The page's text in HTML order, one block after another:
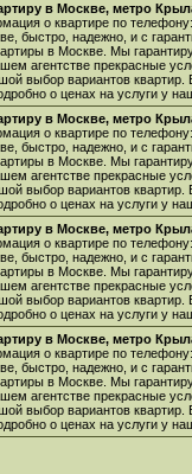
в Москве, метро
о квартире по
быстро, надежно, и с
в Москве. Мы
агентстве прекрасные
выбор вариантов
о ценах на услуги у
в Москве, метро
о квартире по
быстро, надежно, и с
в Москве. Мы
агентстве прекрасные
выбор вариантов
о ценах на услуги у
в Москве, метро
о квартире по
быстро, надежно, и с
в Москве. Мы
агентстве прекрасные
выбор вариантов
о ценах на услуги у
в Москве, метро
о квартире по
быстро, надежно, и с
в Москве. Мы
агентстве прекрасные
выбор вариантов
о ценах на услуги у